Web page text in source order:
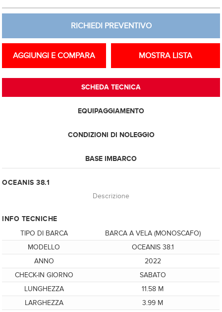
RICHIEDI PREVENTIVO
AGGIUNGI E COMPARA MOSTRA LISTA
SCHEDA TECNICA
EQUIPAGGIAMENTO
CONDIZIONI DI NOLEGGIO
BASE IMBARCO
OCEANIS 38.1
Descrizione
INFO TECNICHE
TIPO DI BARCA
BARCA A VELA (MONOSCAFO)
MODELLO
OCEANIS 38.1
ANNO
2022
CHECK-IN GIORNO
SABATO
LUNGHEZZA
11.58 M
LARGHEZZA
3.99 M